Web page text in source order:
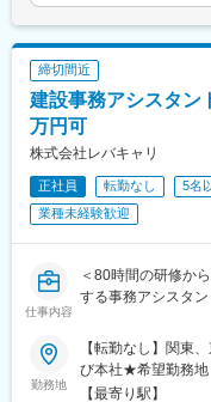
駅、錦糸町駅、池
駅、横浜駅、桜木
ポーツセンター駅
前原駅、船橋日大
京成稲毛駅、新八
川口駅、朝霞駅、
所沢駅、草加駅、
橋駅、阿波座駅、
長堀橋駅、谷町六
駅(大阪府)、東部
府・阪急線)、なに
扇町駅(大阪府)、西
33万円、3年目で
も、毎年1万円程度
締切間近
建設事務アシスタン
万円可
株式会社レバキャリ
正社員 転勤なし 5名
業種未経験歓迎
仕事内容
＜80時間の研修か
する事務アシスタ
勤務地
【転勤なし】関東
び本社★希望勤務地
★U・Iターン歓迎
【最寄り駅】